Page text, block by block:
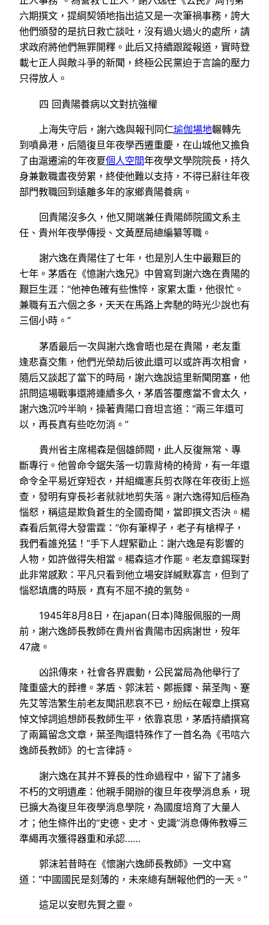
六期撰文，提綱契領地指出這又是一次筆禍事務，誇大
他們頒發的是抗日救亡談吐，沒有過火過火的處所，請
求政府將他們無罪開釋。此后又持續跟蹤報道，實時登
載七正人與敵斗爭的新聞，終極公民黨迫于言論的壓力
只得放人。
四 回貴陽養病以文對抗強權
上海失守后，謝六逸與報刊同仁瑜伽場地輾轉先
到噴鼻港，后隨復旦年夜學西遷重慶，在山城他又擔負
了由滬遷渝的年夜夏個人空間年夜學文學院院長，持久
身兼數職晝夜勞累，終使他難以支持，不得已辭往年夜
部門教職回到遠離多年的家鄉貴陽養病。
回貴陽沒多久，他又開端兼任貴陽師院國文系主
任、貴州年夜學傳授、文黃歷局總編纂等職。
謝六逸在貴陽住了七年，也是別人生中最艱巨的
七年。茅盾在《憶謝六逸兄》中曾寫到謝六逸在貴陽的
艱巨生涯：“他神色確有些憔悴，家累太重，他很忙。
兼職有五六個之多，天天在馬路上奔馳的時光少說也有
三個小時。”
茅盾最后一次與謝六逸會晤也是在貴陽，老友重
逢悲喜交集，他們光榮劫后彼此還可以或許再次相會，
隨后又談起了當下的時局，謝六逸說這里新聞閉塞，他
訊問這場戰事還將連續多久，茅盾答覆應當不會太久，
謝六逸沉吟半晌，操著貴陽口音坦言道：“兩三年還可
以，再長真有些吃勿消。”
貴州省主席楊森是個雄師閥，此人反復無常、專
斷專行。他曾命令鋸失落一切靠背椅的椅背，有一年還
命令全平易近穿短衣，并組織憲兵剪衣隊在年夜街上巡
查，發明有穿長衫者就就地剪失落。謝六逸得知后極為
惱怒，稱這是欺負蒼生的全國奇聞，當即撰文否決。楊
森看后氣得大發雷霆：“你有筆桿子，老子有槍桿子，
我們看誰兇猛！”手下人趕緊勸止：謝六逸是有影響的
人物，如許做得失相當。楊森這才作罷。老友章錫琛對
此非常感歎：平凡只看到他立場安詳緘默寡言，但到了
惱怒填膺的時辰，真有不屈不撓的氣勢。
1945年8月8日，在japan(日本)降服佩服的一周
前，謝六逸師長教師在貴州省貴陽市因病謝世，歿年
47歲。
凶訊傳來，社會各界震動，公民當局為他舉行了
隆重盛大的葬禮。茅盾、郭沫若、鄭振鐸、葉圣陶、蹇
先艾等浩繁生前老友聞訊悲哀不已，紛紜在報章上撰寫
悼文悼詞追想師長教師生平，依靠哀思，茅盾持續撰寫
了兩篇留念文章，葉圣陶還特殊作了一首名為《弔唁六
逸師長教師》的七言律詩。
謝六逸在其并不算長的性命過程中，留下了諸多
不朽的文明遺產：他親手開辦的復旦年夜學消息系，現
已擴大為復旦年夜學消息學院，為國度培育了大量人
才；他生條件出的“史德、史才、史識”消息傳佈教導三
準繩再次獲得器重和承認……
郭沫若昔時在《懷謝六逸師長教師》一文中寫
道：“中國國民是刻薄的，未來總有酬報他們的一天。”
這足以安慰先賢之靈。